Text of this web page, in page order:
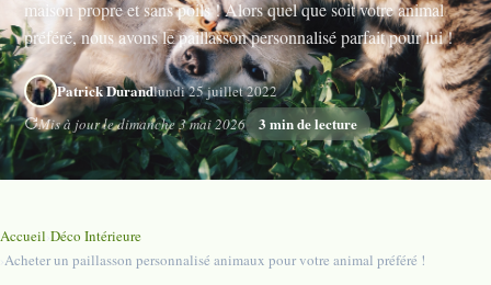
maison propre et sans poils ! Alors quel que soit votre animal
préféré, nous avons le paillasson personnalisé parfait pour lui !
Patrick Durandlundi 25 juillet 2022
Mis à jour le dimanche 3 mai 2026
3 min de lecture
Accueil Déco Intérieure
Acheter un paillasson personnalisé animaux pour votre animal préféré !